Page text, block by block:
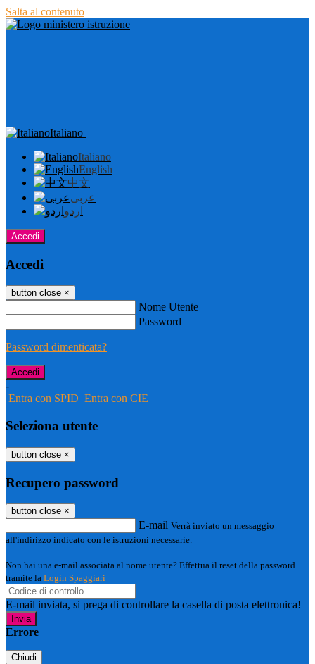
Salta al contenuto
Italiano
Italiano
English
中文
عربى
اردو
Accedi
Accedi
button close ×
Nome Utente
Password
Password dimenticata?
-
Entra con SPID Entra con CIE
Seleziona utente
button close ×
Recupero password
button close ×
E-mail Verrà inviato un messaggio
all'indirizzo indicato con le istruzioni necessarie.
Non hai una e-mail associata al nome utente? Effettua il reset della password
tramite la Login Spaggiari
E-mail inviata, si prega di controllare la casella di posta elettronica!
Errore
Chiudi